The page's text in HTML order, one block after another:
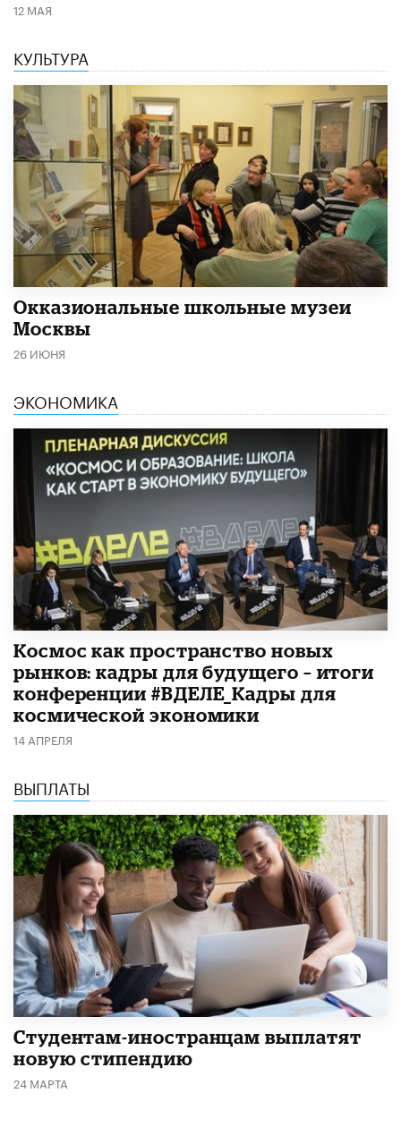
12 МАЯ
КУЛЬТУРА
​Окказиональные школьные музеи
Москвы
26 ИЮНЯ
ЭКОНОМИКА
Космос как пространство новых
рынков: кадры для будущего – итоги
конференции #ВДЕЛЕ_Кадры для
космической экономики
14 АПРЕЛЯ
ВЫПЛАТЫ
Студентам-иностранцам выплатят
новую стипендию
24 МАРТА